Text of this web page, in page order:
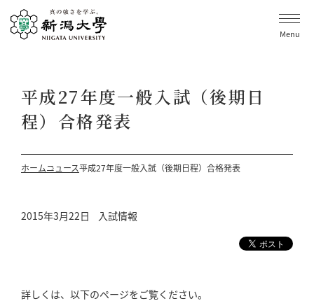
Menu
平成27年度一般入試（後期日
程）合格発表
ホームニュース平成27年度一般入試（後期日程）合格発表
2015年3月22日 入試情報
詳しくは、以下のページをご覧ください。